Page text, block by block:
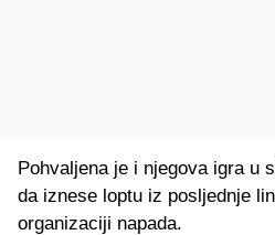
Pohvaljena je i njegova igra u
da iznese loptu iz posljednje
organizaciji napada.